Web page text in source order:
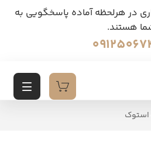
در هرلحظه آماده پاسخگویی به
هستند.
استوک